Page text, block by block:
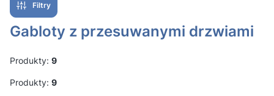
Filtry
Gabloty z przesuwanymi drzwiami
Produkty: 9
Produkty: 9